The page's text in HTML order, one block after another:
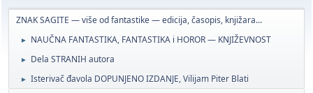
ZNAK SAGITE — više od fantastike — edicija, časopis, knjižara...
► NAUČNA FANTASTIKA, FANTASTIKA i HOROR — KNJIŽEVNOST
► Dela STRANIH autora
► Isterivač đavola DOPUNJENO IZDANJE, Vilijam Piter Blati